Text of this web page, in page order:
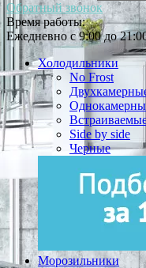
Обратный звонок
Время работы:
Ежедневно с 9:00 до
Холодильники
No Frost
Side by side
Черные
Морозильники